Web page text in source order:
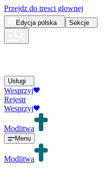
Przejdz do tresci glownej
Edycja polska Sekcje
Usługi
Wesprzyj
Rejestr
Wesprzyj
Modlitwa
Menu
Modlitwa